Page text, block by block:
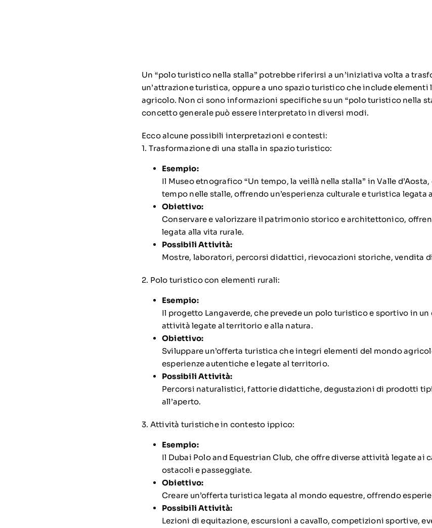
Un “polo turistico nella stalla” potrebbe riferirsi a un’iniziativa volta a
un’attrazione turistica, oppure a uno spazio turistico che include elementi
agricolo. Non ci sono informazioni specifiche su un “polo turistico nella
concetto generale può essere interpretato in diversi modi.
Ecco alcune possibili interpretazioni e contesti:
1. Trasformazione di una stalla in spazio turistico:
Esempio:
Il Museo etnografico “Un tempo, la veillà nella stalla” in Valle
tempo nelle stalle, offrendo un’esperienza culturale e turistica legata
Obiettivo:
Conservare e valorizzare il patrimonio storico e architettonico,
legata alla vita rurale.
Possibili Attività:
Mostre, laboratori, percorsi didattici, rievocazioni storiche, vendita
2. Polo turistico con elementi rurali:
Esempio:
Il progetto Langaverde, che prevede un polo turistico e sportivo in
attività legate al territorio e alla natura.
Obiettivo:
Sviluppare un’offerta turistica che integri elementi del mondo
esperienze autentiche e legate al territorio.
Possibili Attività:
Percorsi naturalistici, fattorie didattiche, degustazioni di prodotti
all’aperto.
3. Attività turistiche in contesto ippico:
Esempio:
Il Dubai Polo and Equestrian Club, che offre diverse attività legate ai
ostacoli e passeggiate.
Obiettivo:
Creare un’offerta turistica legata al mondo equestre, offrendo
Possibili Attività:
Lezioni di equitazione, escursioni a cavallo, competizioni sportive,